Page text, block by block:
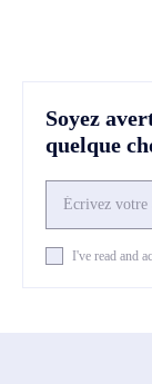
Soyez
quelque
I've read and